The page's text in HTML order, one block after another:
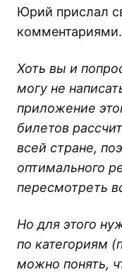
Юрий прислал
комментариями.
Хоть вы и
могу не
приложение
билетов
всей стране,
оптимального
пересмотреть
Но для этого
по категориям
можно понять,